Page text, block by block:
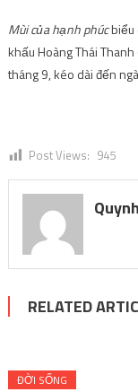
Mùi của hạnh phúcbiểu
khấu Hoàng Thái
tháng 9, kéo dài đến
Post Views: 945
RELATED
ĐỜI SỐNG